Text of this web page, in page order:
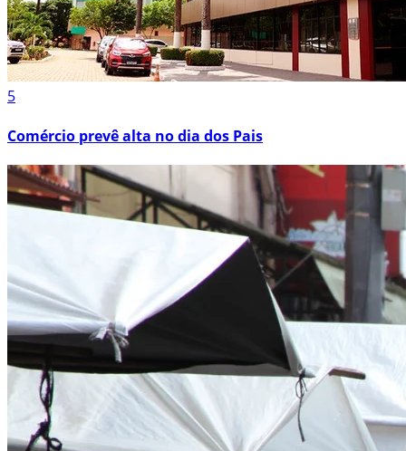
5
Comércio prevê alta no dia dos Pais